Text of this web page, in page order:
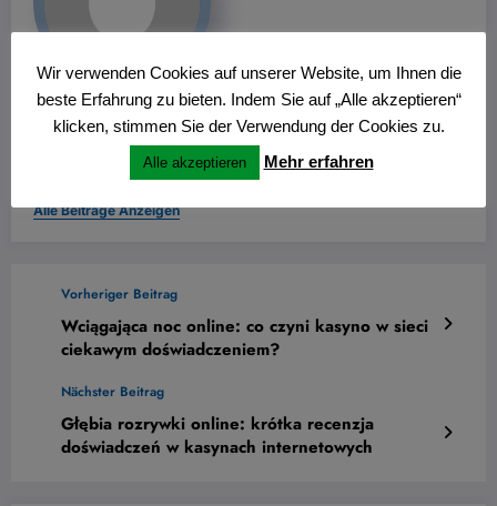
Wolfgang Thiemann
für den Bürgerfunk im Kreis Recklinghausen und im Kreis
Alle Beiträge Anzeigen
Vorheriger Beitrag
Wciągająca noc online: co czyni kasyno w sieci
ciekawym doświadczeniem?
Nächster Beitrag
Głębia rozrywki online: krótka recenzja
doświadczeń w kasynach internetowych
Wir verwenden Cookies auf unserer Website, um Ihnen die
beste Erfahrung zu bieten. Indem Sie auf „Alle akzeptieren“
klicken, stimmen Sie der Verwendung der Cookies zu.
Alle akzeptieren Mehr erfahren